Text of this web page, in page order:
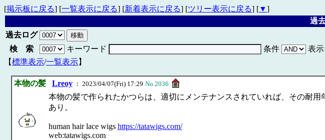
[掲示板に戻る] [一覧表示に戻る] [新着表示に戻る] [ツリー表示に戻る] [▼]
過
過去ログ
検 索
キーワード 条件
表示
【標準表示/一覧表示】
本物の髪 Lreoy： 2023/04/07(Fri) 17:29 No.2036
本物の髪で作られたかつらは、適切にメンテナンスされていれば、その耐
あり。
human hair lace wigs https://tatawigs.com/
web:tatawigs.com